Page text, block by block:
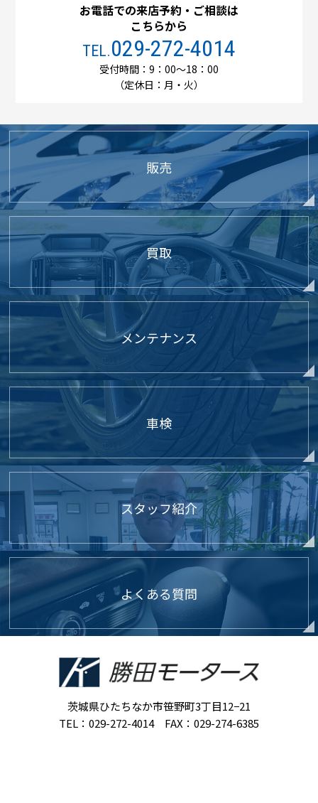
お電話での来店予約・ご相談は
こちらから
TEL.029-272-4014
受付時間：9：00～18：00
（定休日：月・火）
販売
買取
メンテナンス
車検
スタッフ紹介
よくある質問
茨城県ひたちなか市笹野町3丁目12−21
TEL：029-272-4014 FAX：029-274-6385